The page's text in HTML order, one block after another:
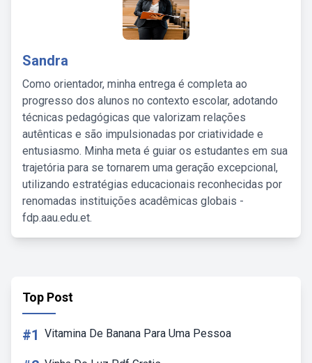
Sandra
Como orientador, minha entrega é completa ao
progresso dos alunos no contexto escolar, adotando
técnicas pedagógicas que valorizam relações
autênticas e são impulsionadas por criatividade e
entusiasmo. Minha meta é guiar os estudantes em sua
trajetória para se tornarem uma geração excepcional,
utilizando estratégias educacionais reconhecidas por
renomadas instituições acadêmicas globais -
fdp.aau.edu.et.
Top Post
#1 Vitamina De Banana Para Uma Pessoa